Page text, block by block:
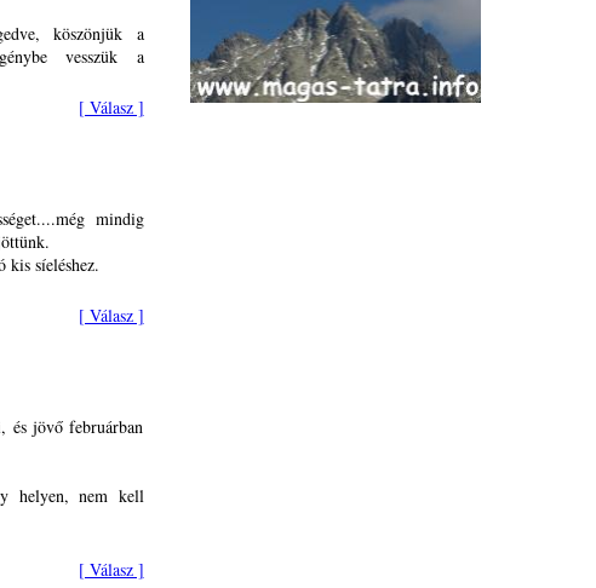
köszönjük a
vesszük a
[ Válasz ]
mindig
kis síeléshez.
[ Válasz ]
és jövő februárban
helyen, nem kell
[ Válasz ]